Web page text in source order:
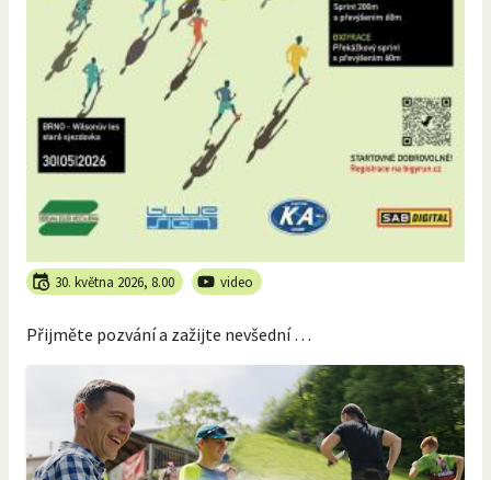
30. května 2026, 8.00 video
Přijměte pozvání a zažijte nevšední …